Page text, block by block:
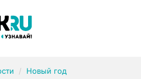
Новый год